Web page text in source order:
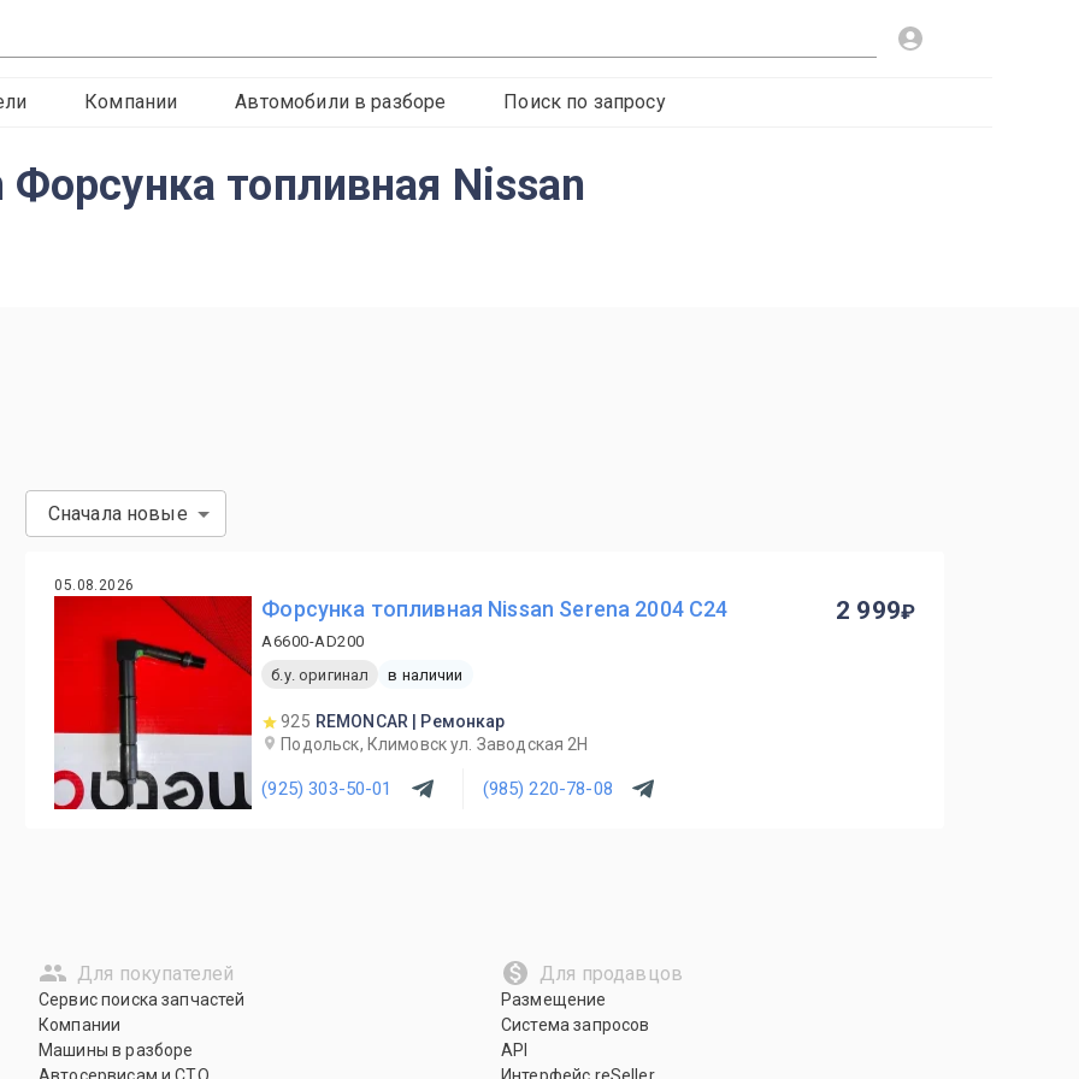
Компании Автомобили в разборе Поиск по запросу
топливная Nissan
Сначала новые
05.08.2026
Форсунка топливная Nissan Serena 2004 C24
A6600-AD200
б.у. оригинал
в наличии
925 REMONCAR | Ремонкар
Подольск, Климовск ул. Заводская 2Н
(925) 303-50-01 (985) 220-78-08
2 999
Для покупателей
Сервис поиска запчастей
Компании
Машины в разборе
Для продавцов
Размещение
Система запросов
API